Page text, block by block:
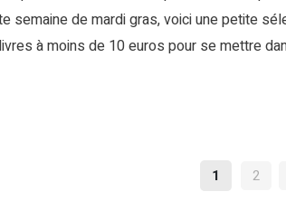
semaine de mardi gras, voici une petite
à moins de 10 euros pour se mettre
1 2